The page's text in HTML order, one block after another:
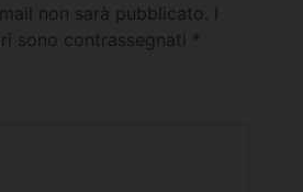
non sarà pubblicato.
sono contrassegnati *